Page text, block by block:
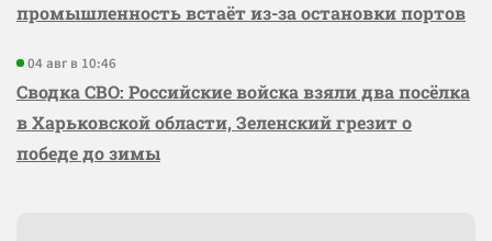
промышленность встаёт из-за остановки портов
04 авг в 10:46
Сводка СВО: Российские войска взяли два посёлка
в Харьковской области, Зеленский грезит о
победе до зимы